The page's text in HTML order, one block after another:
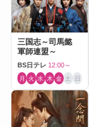
三国志～司馬懿
軍師連盟～
BS日テレ 12:00～
月 火 水 木 金 土 日